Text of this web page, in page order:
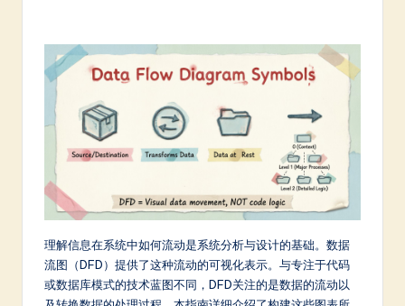
m
d
C
理解信息在系统中如何流动是系统分析与设计的基础。数据
流图（DFD）提供了这种流动的可视化表示。与专注于代码
或数据库模式的技术蓝图不同，DFD关注的是数据的流动以